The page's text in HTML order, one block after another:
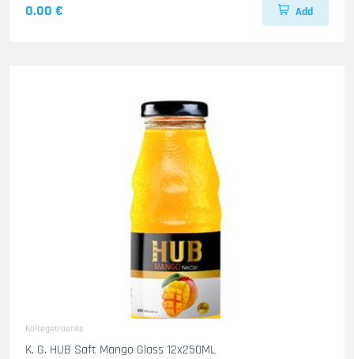
0.00 € Add
Kaltegetraenke
K. G. HUB Saft Mango Glass 12x250ML